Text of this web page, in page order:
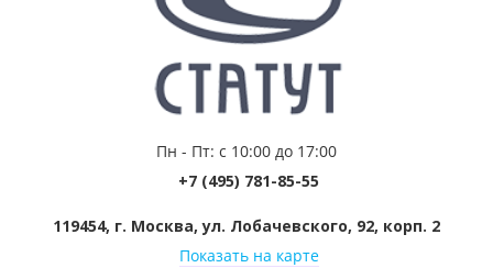
Пн - Пт: с 10:00 до 17:00
+7 (495) 781-85-55
119454, г. Москва, ул. Лобачевского, 92, корп. 2
Показать на карте